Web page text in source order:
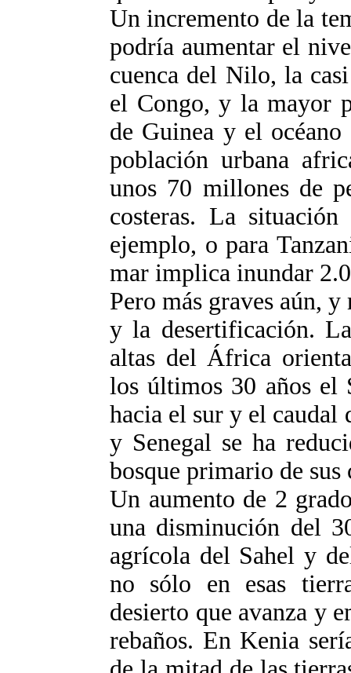
Un incremento de la
podría aumentar el
cuenca del Nilo, la
el Congo, y la mayor
de Guinea y el
población urbana
unos 70 millones de
costeras. La
ejemplo, o para
mar implica inundar
Pero más graves aún,
y la desertificación.
altas del África
los últimos 30 años el
hacia el sur y el caudal
y Senegal se ha
bosque primario de sus
Un aumento de 2
una disminución del
agrícola del Sahel y
no sólo en esas
desierto que avanza y
rebaños. En Kenia